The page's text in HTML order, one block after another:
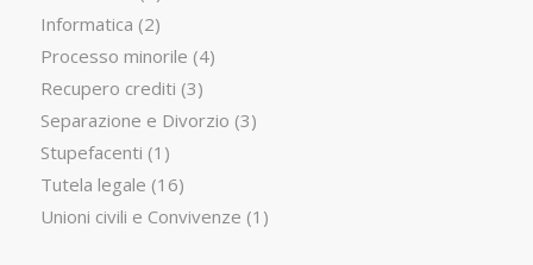
Informatica (2)
Processo minorile (4)
Recupero crediti (3)
Separazione e Divorzio (3)
Stupefacenti (1)
Tutela legale (16)
Unioni civili e Convivenze (1)